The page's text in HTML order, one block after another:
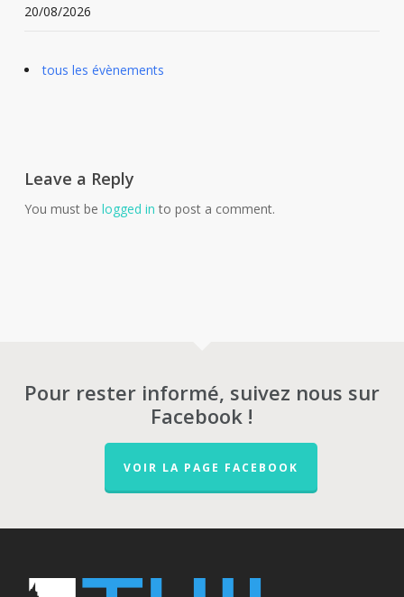
20/08/2026
tous les évènements
Leave a Reply
You must be logged in to post a comment.
Pour rester informé, suivez nous sur
Facebook !
VOIR LA PAGE FACEBOOK